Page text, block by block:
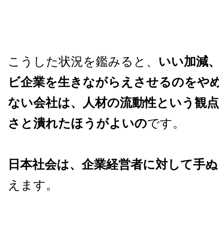
こうした状況を鑑みると、 いい加減
ビ企業を生きながらえさせるのをや
ない会社は、人材の流動性という観
さと潰れたほうがよいのです。
日本社会は、企業経営者に対して手
えます。